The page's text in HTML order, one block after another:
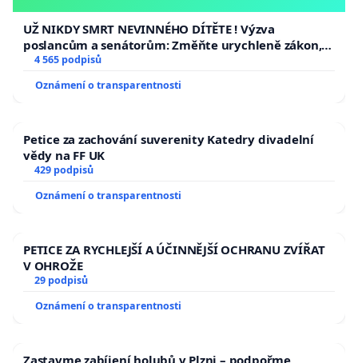
UŽ NIKDY SMRT NEVINNÉHO DÍTĚTE ! Výzva
poslancům a senátorům: Změňte urychleně zákon,
aby se tragédie malé Viktorky už nemohla opakovat!
4 565 podpisů
Oznámení o transparentnosti
Petice za zachování suverenity Katedry divadelní
vědy na FF UK
429 podpisů
Oznámení o transparentnosti
PETICE ZA RYCHLEJŠÍ A ÚČINNĚJŠÍ OCHRANU ZVÍŘAT
V OHROŽE
29 podpisů
Oznámení o transparentnosti